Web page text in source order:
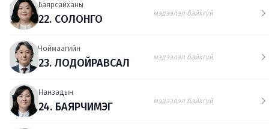
Баярсайханы
22. СОЛОНГО мэдээлэл байхгүй
Чоймаагийн
23. ЛОДОЙРАВСАЛ мэдээлэл байхгүй
Нанзадын
24. БАЯРЧИМЭГ мэдээлэл байхгүй